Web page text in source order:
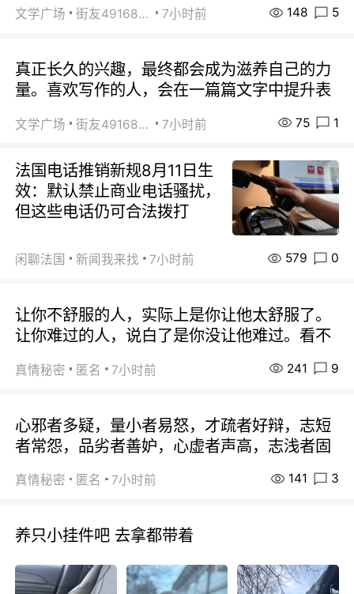
文学广场 街友49168527 7小时前 148 5
真正长久的兴趣，最终都会成为滋养自己的力
量。喜欢写作的人，会在一篇篇文字中提升表
文学广场 街友49168527 7小时前 75 1
法国电话推销新规8月11日生
效：默认禁止商业电话骚扰，
但这些电话仍可合法拨打
闲聊法国 新闻我来找 7小时前 579 0
让你不舒服的人，实际上是你让他太舒服了。
让你难过的人，说白了是你没让他难过。看不
真情秘密 匿名 7小时前 241 9
心邪者多疑，量小者易怒，才疏者好辩，志短
者常怨，品劣者善妒，心虚者声高，志浅者固
真情秘密 匿名 7小时前 141 3
养只小挂件吧 去拿都带着